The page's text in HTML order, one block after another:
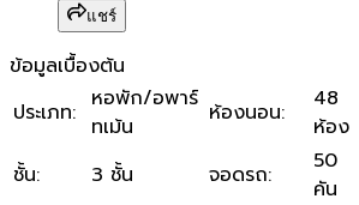
แชร์
ข้อมูลเบื้องต้น
ประเภท: หอพัก/อพาร์
ทเม้น
ห้องนอน:
48
ห้อง
ชั้น: 3 ชั้น จอดรถ:
50
คัน